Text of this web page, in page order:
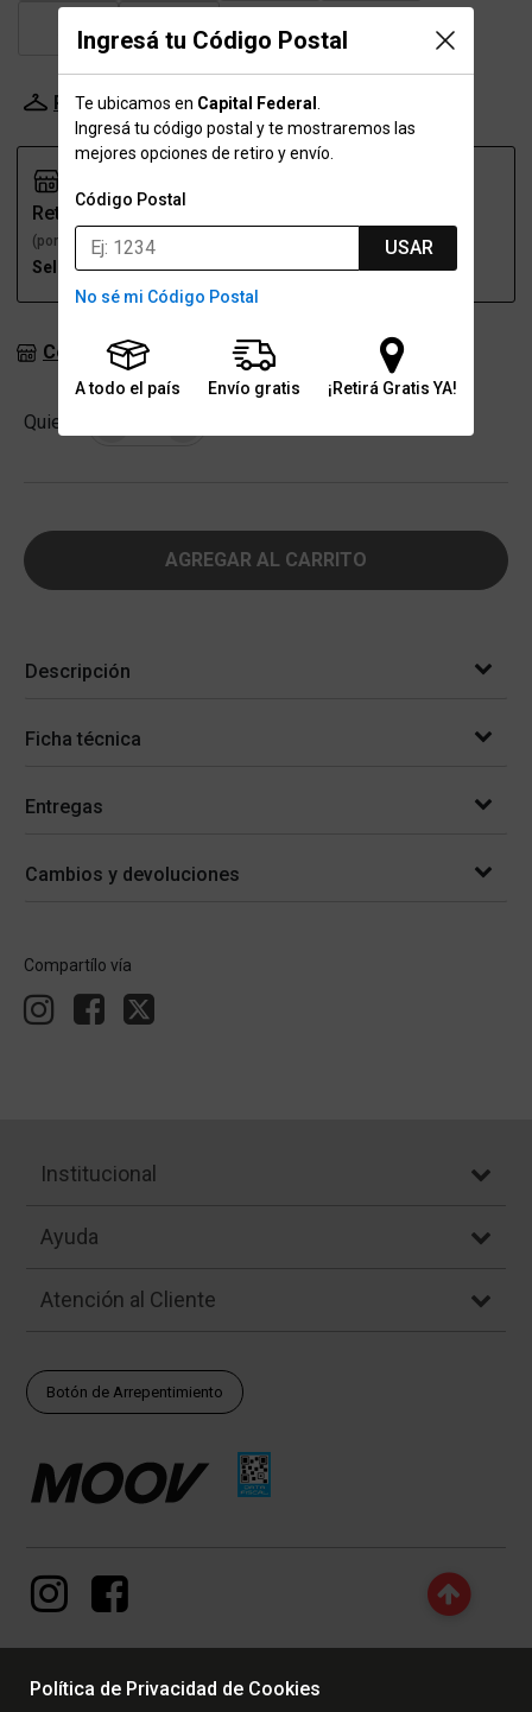
Ingresá tu Código Postal
Te ubicamos en Capital Federal
Ingresá tu código postal y te mostraremos las
mejores opciones de retiro y envío.
Código Postal
USAR
No sé mi Código Postal
A todo el país Envío gratis ¡Retirá Gratis YA!
XL XXL
Probador Virtual Tabla de talles
Retiro
(por una sucursal)
Seleccioná talle Seleccioná talle
Consultar stock en sucursales
Quiero
AGREGAR AL CARRITO
Descripción
Ficha técnica
Entregas
Cambios y devoluciones
Compartílo vía
Institucional
Ayuda
Atención al Cliente
Botón de Arrepentimiento
Política de Privacidad de Cookies